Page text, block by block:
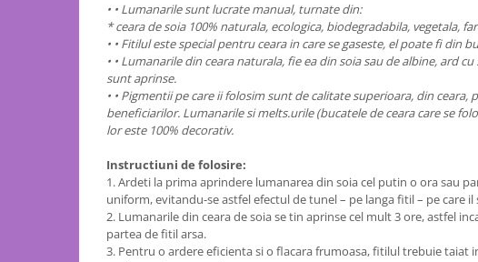
• • Lumanarile sunt lucrate manual, turnate din:
* ceara de soia 100% naturala, ecologica, biodegradabila, vegetala,
• • Fitilul este special pentru ceara in care se gaseste, el poate fi din
• • Lumanarile din ceara naturala, fie ea din soia sau de albine, ard
sunt aprinse.
• • Pigmentii pe care ii folosim sunt de calitate superioara, din
beneficiarilor. Lumanarile si melts.urile (bucatele de ceara care se
lor este 100% decorativ.
Instructiuni de folosire:
1. Ardeti la prima aprindere lumanarea din soia cel putin o ora sau
uniform, evitandu-se astfel efectul de tunel – pe langa fitil – pe care
2. Lumanarile din ceara de soia se tin aprinse cel mult 3 ore, astfel
partea de fitil arsa.
3. Pentru o ardere eficienta si o flacara frumoasa, fitilul trebuie taiat